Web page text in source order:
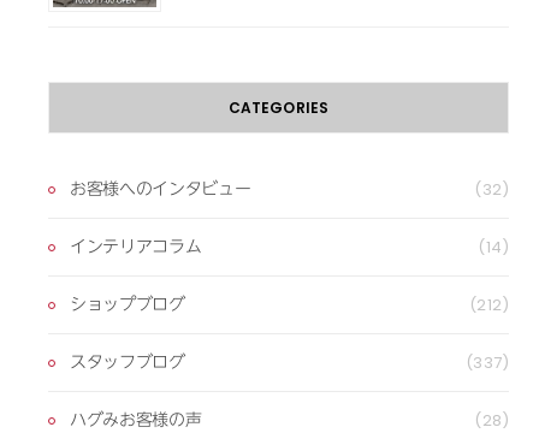
CATEGORIES
お客様へのインタビュー (32)
インテリアコラム (14)
ショップブログ (212)
スタッフブログ (337)
ハグみお客様の声 (28)